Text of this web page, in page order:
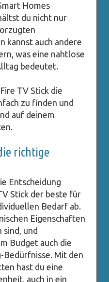
Homes
du nicht nur
kannst auch andere
was eine nahtlose
bedeutet.
TV Stick die
zu finden und
auf deinem
richtige
Entscheidung
Stick der beste für
Bedarf ab.
Eigenschaften
und
Budget auch die
Mit den
hast du eine
auch in ein